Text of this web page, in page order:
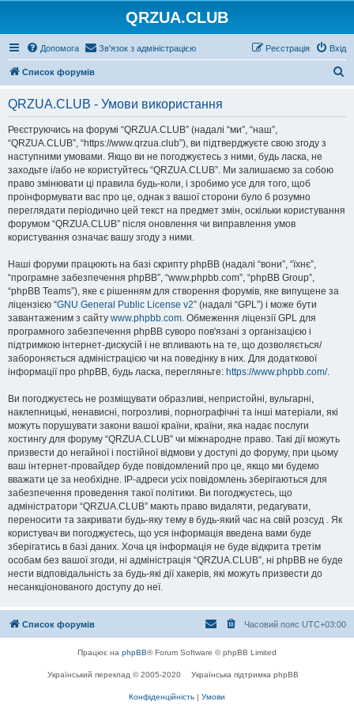
QRZUA.CLUB
Допомога Зв'язок з адміністрацією Вхід
Реєстрація
Список форумів
QRZUA.CLUB - Умови використання
Реєструючись на форумі “QRZUA.CLUB” (надалі “ми”, “наш”,
“QRZUA.CLUB”, “https://www.qrzua.club”), ви підтверджуєте свою згоду з
наступними умовами. Якщо ви не погоджуєтесь з ними, будь ласка, не
заходьте і/або не користуйтесь “QRZUA.CLUB”. Ми залишаємо за собою
право змінювати ці правила будь-коли, і зробимо усе для того, щоб
проінформувати вас про це, однак з вашої сторони було б розумно
переглядати періодично цей текст на предмет змін, оскільки користування
форумом “QRZUA.CLUB” після оновлення чи виправлення умов
користування означає вашу згоду з ними.
Наші форуми працюють на базі скрипту phpBB (надалі “вони”, “їхнє”,
“програмне забезпечення phpBB”, “www.phpbb.com”, “phpBB Group”,
“phpBB Teams”), яке є рішенням для створення форумів, яке випущене за
ліцензією “GNU General Public License v2” (надалі “GPL”) і може бути
завантаженим з сайту www.phpbb.com. Обмеження ліцензії GPL для
програмного забезпечення phpBB суворо пов'язані з організацією і
підтримкою інтернет-дискусій і не впливають на те, що дозволяється/
забороняється адміністрацією чи на поведінку в них. Для додаткової
інформації про phpBB, будь ласка, перегляньте: https://www.phpbb.com/.
Ви погоджуєтесь не розміщувати образливі, непристойні, вульгарні,
наклепницькі, ненависні, погрозливі, порнографічні та інші матеріали, які
можуть порушувати закони вашої країни, країни, яка надає послуги
хостингу для форуму “QRZUA.CLUB” чи міжнародне право. Такі дії можуть
призвести до негайної і постійної відмови у доступі до форуму, при цьому
ваш інтернет-провайдер буде повідомлений про це, якщо ми будемо
вважати це за необхідне. IP-адреси усіх повідомлень зберігаються для
забезпечення проведення такої політики. Ви погоджуєтесь, що
адміністратори “QRZUA.CLUB” мають право видаляти, редагувати,
переносити та закривати будь-яку тему в будь-який час на свій розсуд . Як
користувач ви погоджуєтесь, що уся інформація введена вами буде
зберігатись в базі даних. Хоча ця інформація не буде відкрита третім
особам без вашої згоди, ні адміністрація “QRZUA.CLUB”, ні phpBB не буде
нести відповідальність за будь-які дії хакерів, які можуть призвести до
несанкціонованого доступу до неї.
Список форумів Часовий пояс UTC+03:00
Працює на phpBB® Forum Software © phpBB Limited
Український переклад © 2005-2020 Українська підтримка phpBB
Конфіденційність | Умови